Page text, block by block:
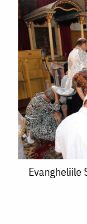
Evangheliile
Evangheliile